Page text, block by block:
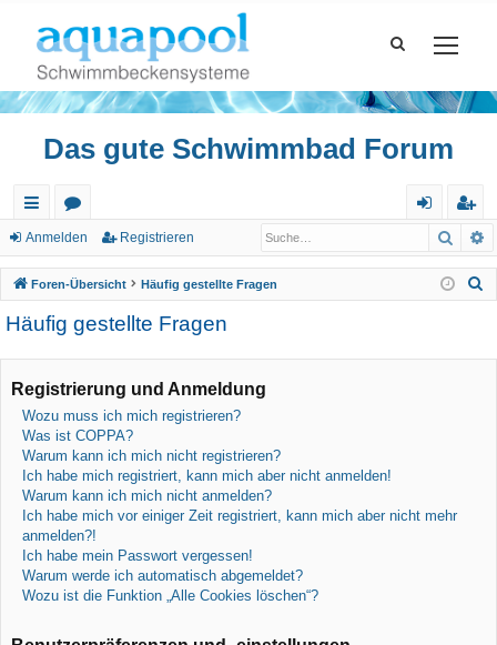
Das gute Schwimmbad Forum
ch
ne
llz
or
en m
el
eg
ist
rie
Anmelden Registrieren
Foren-Übersicht Häufig gestellte Fragen
h
Häufig gestellte Fragen
Registrierung und Anmeldung
Wozu muss ich mich registrieren?
Was ist COPPA?
Warum kann ich mich nicht registrieren?
Ich habe mich registriert, kann mich aber nicht anmelden!
Warum kann ich mich nicht anmelden?
Ich habe mich vor einiger Zeit registriert, kann mich aber nicht mehr
anmelden?!
Ich habe mein Passwort vergessen!
Warum werde ich automatisch abgemeldet?
Wozu ist die Funktion „Alle Cookies löschen“?